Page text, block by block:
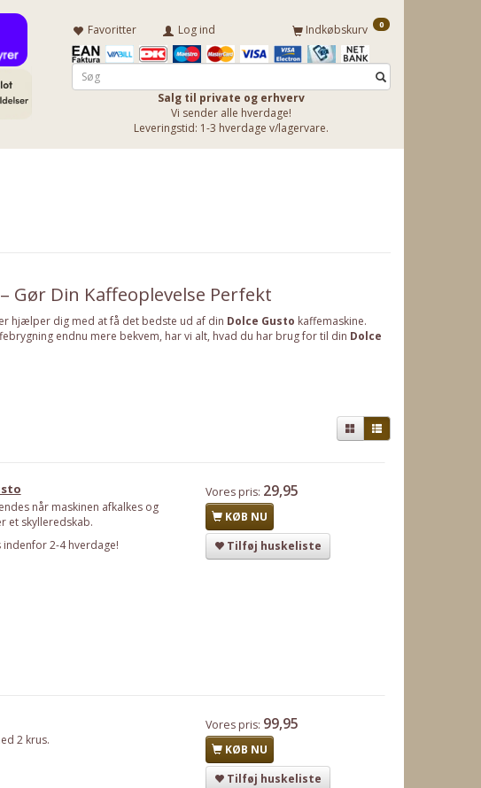
Indkøbskurv 0
Favoritter Log ind
Salg til private og erhverv
Vi sender alle hverdage!
Leveringstid: 1-3 hverdage v/lagervare.
Gør Din Kaffeoplevelse Perfekt
hjælper dig med at få det bedste ud af din Dolce Gusto kaffemaskine.
endnu mere bekvem, har vi alt, hvad du har brug for til din Dolce
når maskinen afkalkes og
et skylleredskab.
2-4 hverdage!
Vores pris: 29,95
KØB NU
Tilføj huskeliste
2 krus.
Vores pris: 99,95
KØB NU
Tilføj huskeliste